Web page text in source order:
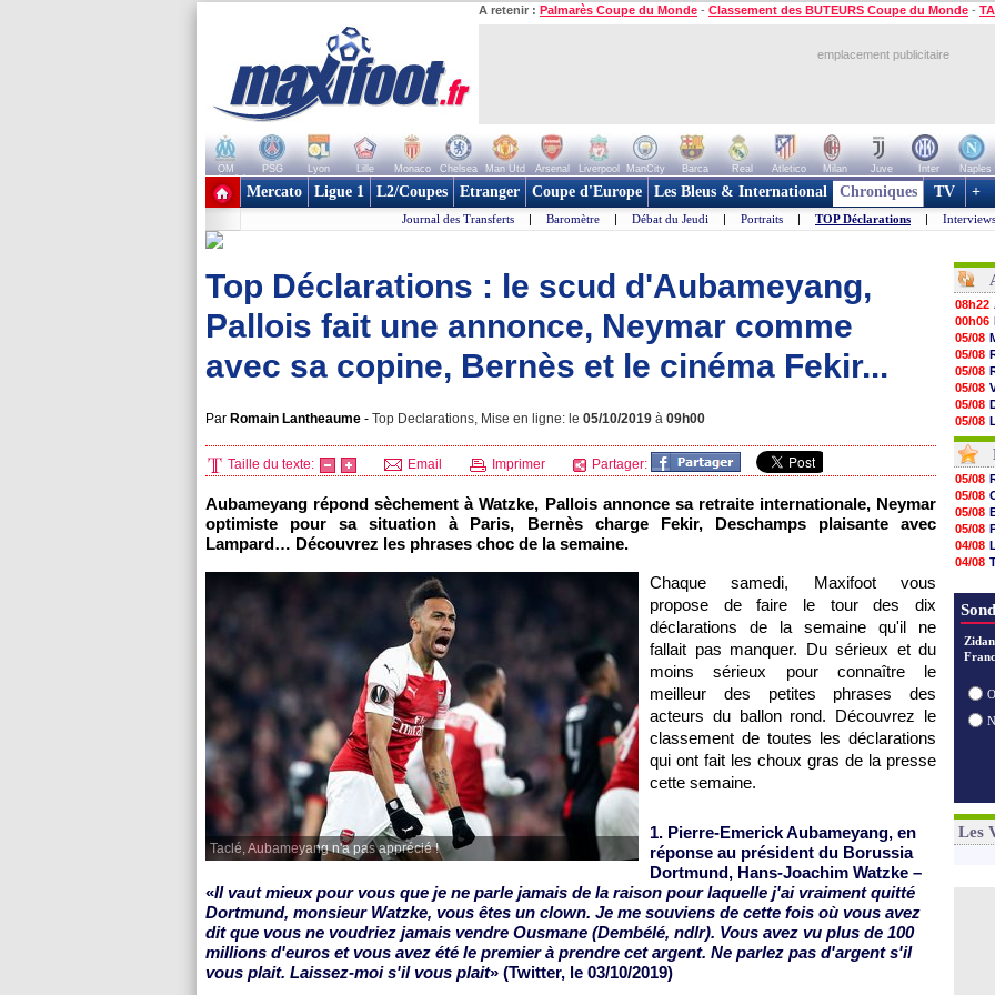
A retenir : Palmarès Coupe du Monde - Classement des BUTEURS Coupe du Monde -
emplacement publicitaire
OM PSG Lyon Lille Monaco Chelsea Man Utd Arsenal Liverpool ManCity Barca Real Atletico Milan Juve Inter Naples
+ de clubs
Mercato Ligue 1 L2/Coupes Etranger Coupe d'Europe Les Bleus & International Chroniques TV +
Journal des Transferts | Baromètre | Débat du Jeudi | Portraits | TOP Déclarations | Interviews
Top Déclarations : le scud d'Aubameyang,
Pallois fait une annonce, Neymar comme
avec sa copine, Bernès et le cinéma Fekir...
Par Romain Lantheaume - Top Declarations, Mise en ligne: le 05/10/2019 à 09h00
Taille du texte: Email Imprimer Partager:
Aubameyang répond sèchement à Watzke, Pallois annonce sa retraite internationale, Neymar
optimiste pour sa situation à Paris, Bernès charge Fekir, Deschamps plaisante avec
Lampard… Découvrez les phrases choc de la semaine.
Taclé, Aubameyang n'a pas apprécié !
Chaque samedi, Maxifoot vous
propose de faire le tour des dix
déclarations de la semaine qu'il ne
fallait pas manquer. Du sérieux et du
moins sérieux pour connaître le
meilleur des petites phrases des
acteurs du ballon rond. Découvrez le
classement de toutes les déclarations
qui ont fait les choux gras de la presse
cette semaine.
1. Pierre-Emerick Aubameyang, en
réponse au président du Borussia
Dortmund, Hans-Joachim Watzke –
«Il vaut mieux pour vous que je ne parle jamais de la raison pour laquelle j'ai vraiment quitté
Dortmund, monsieur Watzke, vous êtes un clown. Je me souviens de cette fois où vous avez
dit que vous ne voudriez jamais vendre Ousmane (Dembélé, ndlr). Vous avez vu plus de 100
millions d'euros et vous avez été le premier à prendre cet argent. Ne parlez pas d'argent s'il
vous plait. Laissez-moi s'il vous plait» (Twitter, le 03/10/2019)
08h22
00h06
05/08
05/08
05/08
05/08
05/08
05/08
05/08
05/08
05/08
05/08
05/08
05/08
05/08
05/08
05/08
05/08
05/08
05/08
05/08
05/08
05/08
05/08
05/08
05/08
04/08
04/08
04/08
Les